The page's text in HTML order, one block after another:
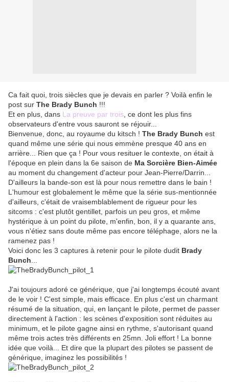
Ca fait quoi, trois siècles que je devais en parler ? Voilà enfin le
post sur The Brady Bunch !!!
Et en plus, dans La preuve par trois , ce dont les plus fins
observateurs d'entre vous sauront se réjouir...
Bienvenue, donc, au royaume du kitsch ! The Brady Bunch est
quand même une série qui nous emmène presque 40 ans en
arrière... Rien que ça ! Pour vous resituer le contexte, on était à
l'époque en plein dans la 6e saison de Ma Sorcière Bien-Aimée
au moment du changement d'acteur pour Jean-Pierre/Darrin...
D'ailleurs la bande-son est là pour nous remettre dans le bain !
L'humour est globalement le même que la série sus-mentionnée
d'ailleurs, c'était de vraisemblablement de rigueur pour les
sitcoms : c'est plutôt gentillet, parfois un peu gros, et même
hystérique à un point du pilote, m'enfin, bon, il y a quarante ans,
vous n'étiez sans doute même pas encore téléphage, alors ne la
ramenez pas !
Voici donc les 3 captures à retenir pour le pilote dudit Brady
Bunch
J'ai toujours adoré ce générique, que j'ai longtemps écouté avant
de le voir ! C'est simple, mais efficace. En plus c'est un charmant
résumé de la situation, qui, en lançant le pilote, permet de passer
directement à l'action : les scènes d'exposition sont réduites au
minimum, et le pilote gagne ainsi en rythme, s'autorisant quand
même trois actes très différents en 25mn. Joli effort ! La bonne
idée que voilà... Et dire que la plupart des pilotes se passent de
générique, imaginez les possibilités !